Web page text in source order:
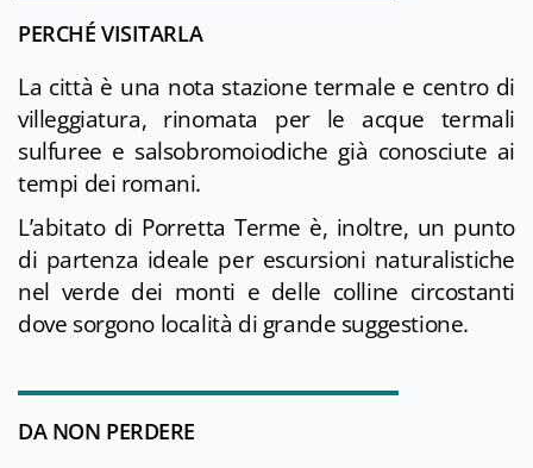
PERCHÉ VISITARLA
La città è una nota stazione termale e centro di
villeggiatura, rinomata per le acque termali
sulfuree e salsobromoiodiche già conosciute ai
tempi dei romani.
L’abitato di Porretta Terme è, inoltre, un punto
di partenza ideale per escursioni naturalistiche
nel verde dei monti e delle colline circostanti
dove sorgono località di grande suggestione.
DA NON PERDERE